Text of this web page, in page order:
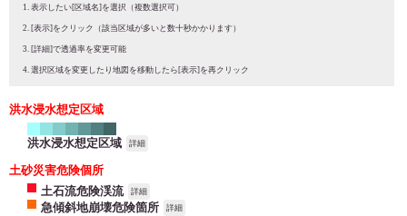
表示したい[区域名]を選択（複数選択可）
[表示]をクリック（該当区域が多いと数十秒かかります）
[詳細]で透過率を変更可能
選択区域を変更したり地図を移動したら[表示]を再クリック
洪水浸水想定区域
洪水浸水想定区域 詳細
土砂災害危険個所
土石流危険渓流
詳細
急傾斜地崩壊危険箇所 詳細